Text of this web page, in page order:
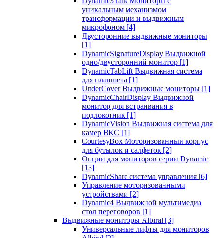
уникальным механизмом
трансформации и выдвижным
микрофоном [4]
Двусторонние выдвижные мониторы
[1]
DynamicSignatureDisplay Выдвижной
одно/двусторонний монитор [1]
DynamicTabLift Выдвижная система
для планшета [1]
UnderCover Выдвижные мониторы [1]
DynamicChairDisplay Выдвижной
монитор для встраивания в
подлокотник [1]
DynamicVision Выдвижная система для
камер ВКС [1]
CourtesyBox Моторизованный корпус
для бутылок и салфеток [2]
Опции для мониторов серии Dynamic
[13]
DynamicShare система управления [6]
Управление моторизованными
устройствами [2]
Dynamic4 Выдвижной мультимедиа
стол переговоров [1]
Выдвижные мониторы Albiral [3]
Универсальные лифты для мониторов